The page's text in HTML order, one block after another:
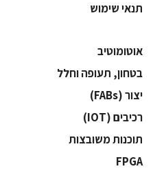
תנאי שימוש
אוטומוטיב
בטחון, תעופה וחלל
‫יצור (‪(FABs‬‬
‫רכיבים‬ (IOT)
‫תוכנות משובצות‬
‫‪FPGA‬‬